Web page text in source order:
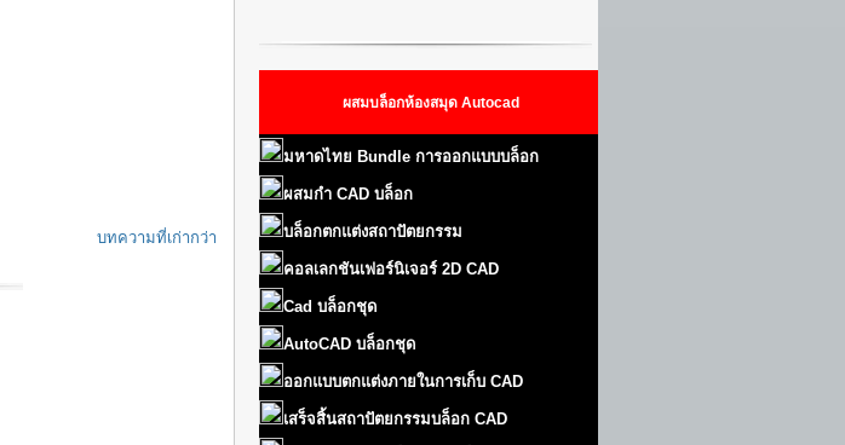
บทความที่เก่ากว่า
ผสมบล็อกห้องสมุด Autocad
มหาดไทย Bundle การออกแบบบล็อก
ผสมกำ CAD บล็อก
บล็อกตกแต่งสถาปัตยกรรม
คอลเลกชันเฟอร์นิเจอร์ 2D CAD
Cad บล็อกชุด
AutoCAD บล็อกชุด
ออกแบบตกแต่งภายในการเก็บ CAD
เสร็จสิ้นสถาปัตยกรรมบล็อก CAD